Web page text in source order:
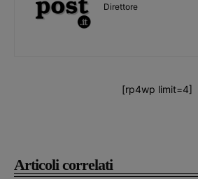
Articoli correlati
Direttore
[rp4wp limit=4]